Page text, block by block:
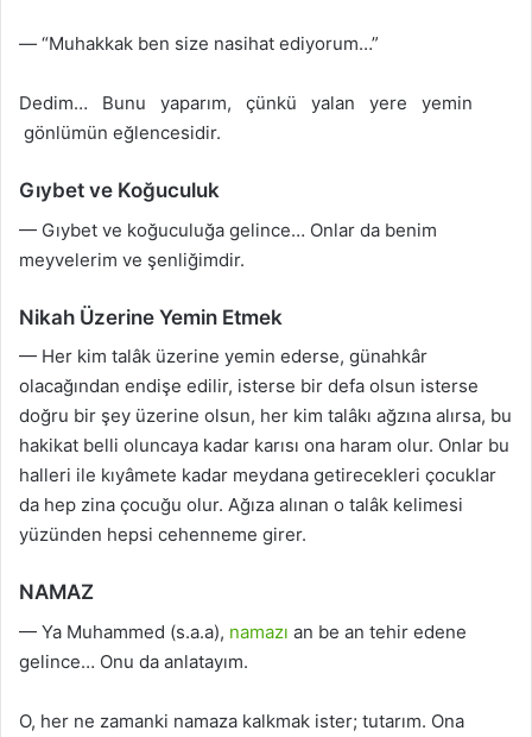
— “Muhakkak ben size nasihat ediyorum…”
Dedim… Bunu yaparım, çünkü yalan yere yemin
gönlümün eğlencesidir.
Gıybet ve Koğuculuk
— Gıybet ve koğuculuğa gelince… Onlar da benim
meyvelerim ve şenliğimdir.
Nikah Üzerine Yemin Etmek
— Her kim talâk üzerine yemin ederse, günahkâr
olacağından endişe edilir, isterse bir defa olsun isterse
doğru bir şey üzerine olsun, her kim talâkı ağzına alırsa, bu
hakikat belli oluncaya kadar karısı ona haram olur. Onlar bu
halleri ile kıyâmete kadar meydana getirecekleri çocuklar
da hep zina çocuğu olur. Ağıza alınan o talâk kelimesi
yüzünden hepsi cehenneme girer.
NAMAZ
— Ya Muhammed (s.a.a), namazı an be an tehir edene
gelince… Onu da anlatayım.
O, her ne zamanki namaza kalkmak ister; tutarım. Ona